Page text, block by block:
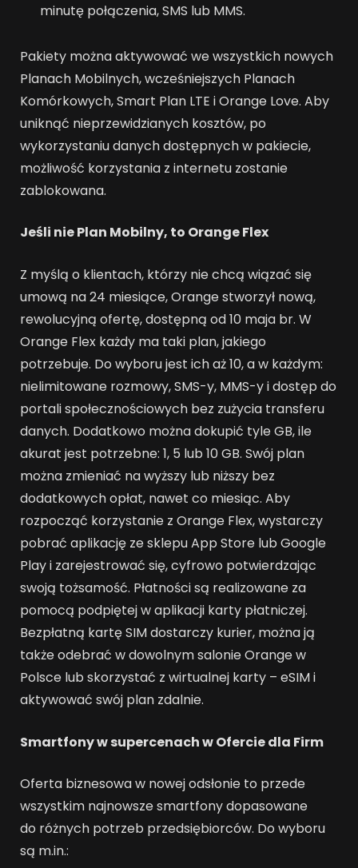
minutę połączenia, SMS lub MMS.
Pakiety można aktywować we wszystkich nowych
Planach Mobilnych, wcześniejszych Planach
Komórkowych, Smart Plan LTE i Orange Love. Aby
uniknąć nieprzewidzianych kosztów, po
wykorzystaniu danych dostępnych w pakiecie,
możliwość korzystania z internetu zostanie
zablokowana.
Jeśli nie Plan Mobilny, to Orange Flex
Z myślą o klientach, którzy nie chcą wiązać się
umową na 24 miesiące, Orange stworzył nową,
rewolucyjną ofertę, dostępną od 10 maja br. W
Orange Flex każdy ma taki plan, jakiego
potrzebuje. Do wyboru jest ich aż 10, a w każdym:
nielimitowane rozmowy, SMS-y, MMS-y i dostęp do
portali społecznościowych bez zużycia transferu
danych. Dodatkowo można dokupić tyle GB, ile
akurat jest potrzebne: 1, 5 lub 10 GB. Swój plan
można zmieniać na wyższy lub niższy bez
dodatkowych opłat, nawet co miesiąc. Aby
rozpocząć korzystanie z Orange Flex, wystarczy
pobrać aplikację ze sklepu App Store lub Google
Play i zarejestrować się, cyfrowo potwierdzając
swoją tożsamość. Płatności są realizowane za
pomocą podpiętej w aplikacji karty płatniczej.
Bezpłatną kartę SIM dostarczy kurier, można ją
także odebrać w dowolnym salonie Orange w
Polsce lub skorzystać z wirtualnej karty – eSIM i
aktywować swój plan zdalnie.
Smartfony w supercenach w Ofercie dla Firm
Oferta biznesowa w nowej odsłonie to przede
wszystkim najnowsze smartfony dopasowane
do różnych potrzeb przedsiębiorców. Do wyboru
są m.in.: